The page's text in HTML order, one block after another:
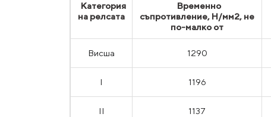
Категория
на релсата
Временно
съпротивление, Н/мм2, не
по-малко от
Висша 1290
I 1196
II 1137